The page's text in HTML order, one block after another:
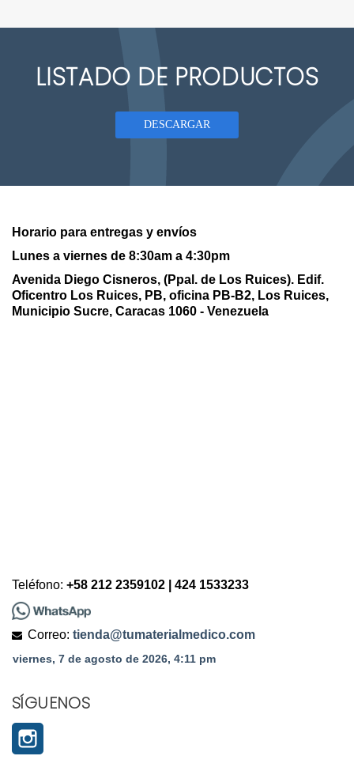
LISTADO DE PRODUCTOS
DESCARGAR
Horario para entregas y envíos
Lunes a viernes de 8:30am a 4:30pm
Avenida Diego Cisneros, (Ppal. de Los Ruices). Edif.
Oficentro Los Ruices, PB, oficina PB-B2, Los Ruices,
Municipio Sucre, Caracas 1060 - Venezuela
Teléfono: +58 212 2359102 | 424 1533233
Correo: tienda@tumaterialmedico.com
SÍGUENOS